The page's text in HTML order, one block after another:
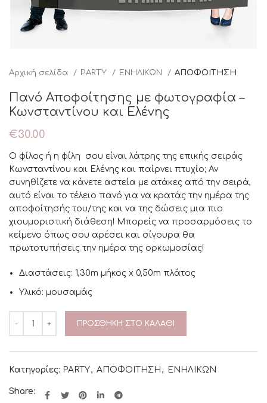
Αρχική σελίδα PARTY ΕΝΗΛΙΚΩΝ ΑΠΟΦΟΙΤΗΣΗ
Πανό Αποφοίτησης με φωτογραφία –
Κωνσταντίνου και Ελένης
€30.00
Ο φίλος ή η φίλη σου είναι λάτρης της επικής σειράς
Κωνσταντίνου και Ελένης και παίρνει πτυχίο; Αν
συνηθίζετε να κάνετε αστεία με ατάκες από την σειρά,
αυτό είναι το τέλειο πανό για να κρατάς την ημέρα της
αποφοίτησής του/της και να της δώσεις μια πιο
χιουμοριστική διάθεση! Μπορείς να προσαρμόσεις το
κείμενο όπως σου αρέσει και σίγουρα θα
πρωτοτυπήσεις την ημέρα της ορκωμοσίας!
Διαστάσεις: 1,30m μήκος x 0,50m πλάτος
Υλικό: μουσαμάς
ΠΡΟΣΘΉΚΗ ΣΤΟ ΚΑΛΆΘΙ
Κατηγορίες: PARTY, ΑΠΟΦΟΙΤΗΣΗ , ΕΝΗΛΙΚΩΝ
Share: